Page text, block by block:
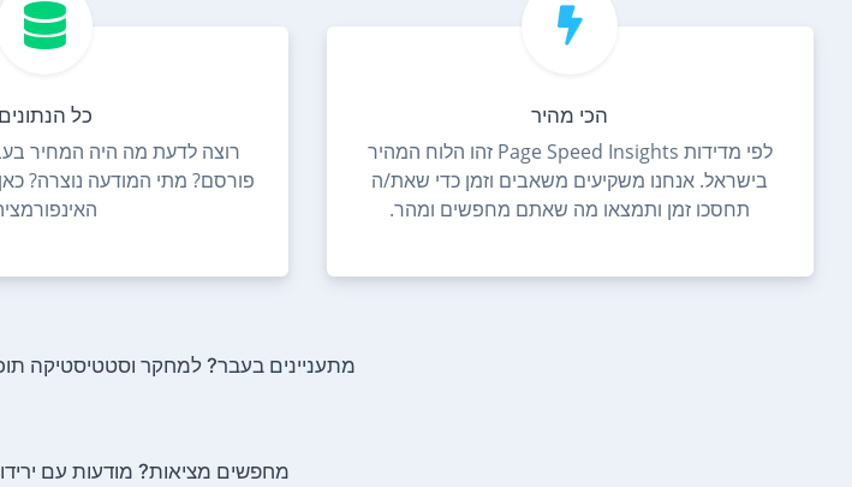
הכי מהיר
לפי מדידות Page Speed Insights זהו הלוח המהיר
בישראל. אנחנו משקיעים משאבים וזמן כדי שאת/ה
תחסכו זמן ותמצאו מה שאתם מחפשים ומהר.
כל הנתונים
רוצה לדעת מה היה המחיר
פורסם? מתי המודעה נוצרה?
מתעניינים בעבר? למחקר וסטטיסטיקה
מחפשים מציאות? מודעות עם